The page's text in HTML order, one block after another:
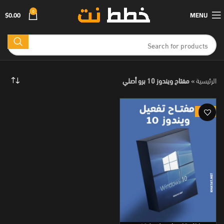
MENU
0
$0.00
الرئيسية»مفتاح ويندوز 10 برو أصلي
-91%